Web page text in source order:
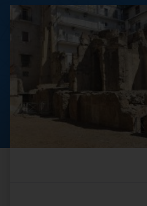
Giornate